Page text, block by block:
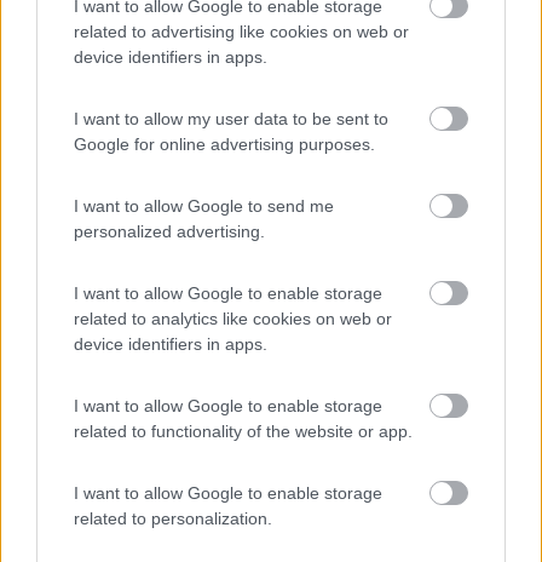
I want to allow Google to enable storage
related to advertising like cookies on web or
device identifiers in apps.
I want to allow my user data to be sent to
Google for online advertising purposes.
I want to allow Google to send me
personalized advertising.
I want to allow Google to enable storage
related to analytics like cookies on web or
device identifiers in apps.
I want to allow Google to enable storage
related to functionality of the website or app.
I want to allow Google to enable storage
related to personalization.
7 1
Servizi / Posizione
Alezio (LE) - 31.3km
SP54 Alezio-Taviano, C.da Fabbrica